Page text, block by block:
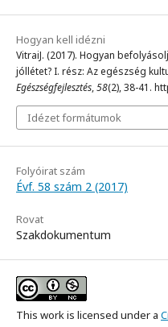
Hogyan kell idézni
VitraiJ. (2017). Hogyan
jóllétet? I. rész: Az egészség
Egészségfejlesztés,58(2), 38-41.
Idézet formátumok
Folyóirat szám
Évf. 58 szám 2 (2017)
Rovat
Szakdokumentum
This work is licensed under a